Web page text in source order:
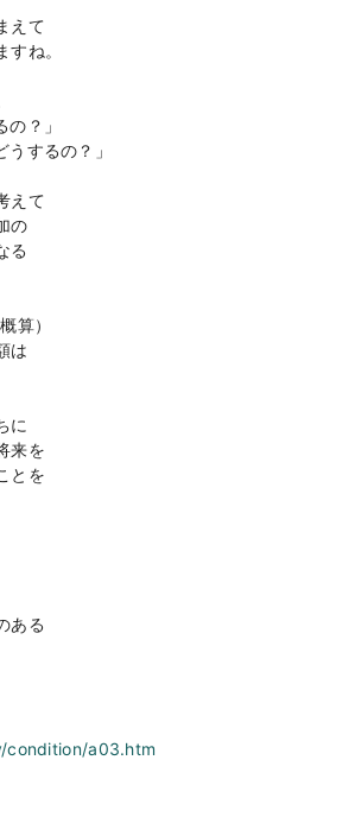
えて
ね。
？」
するの？」
えて
の
る
算）
は
に
来を
とを
ある
condition/a03.htm